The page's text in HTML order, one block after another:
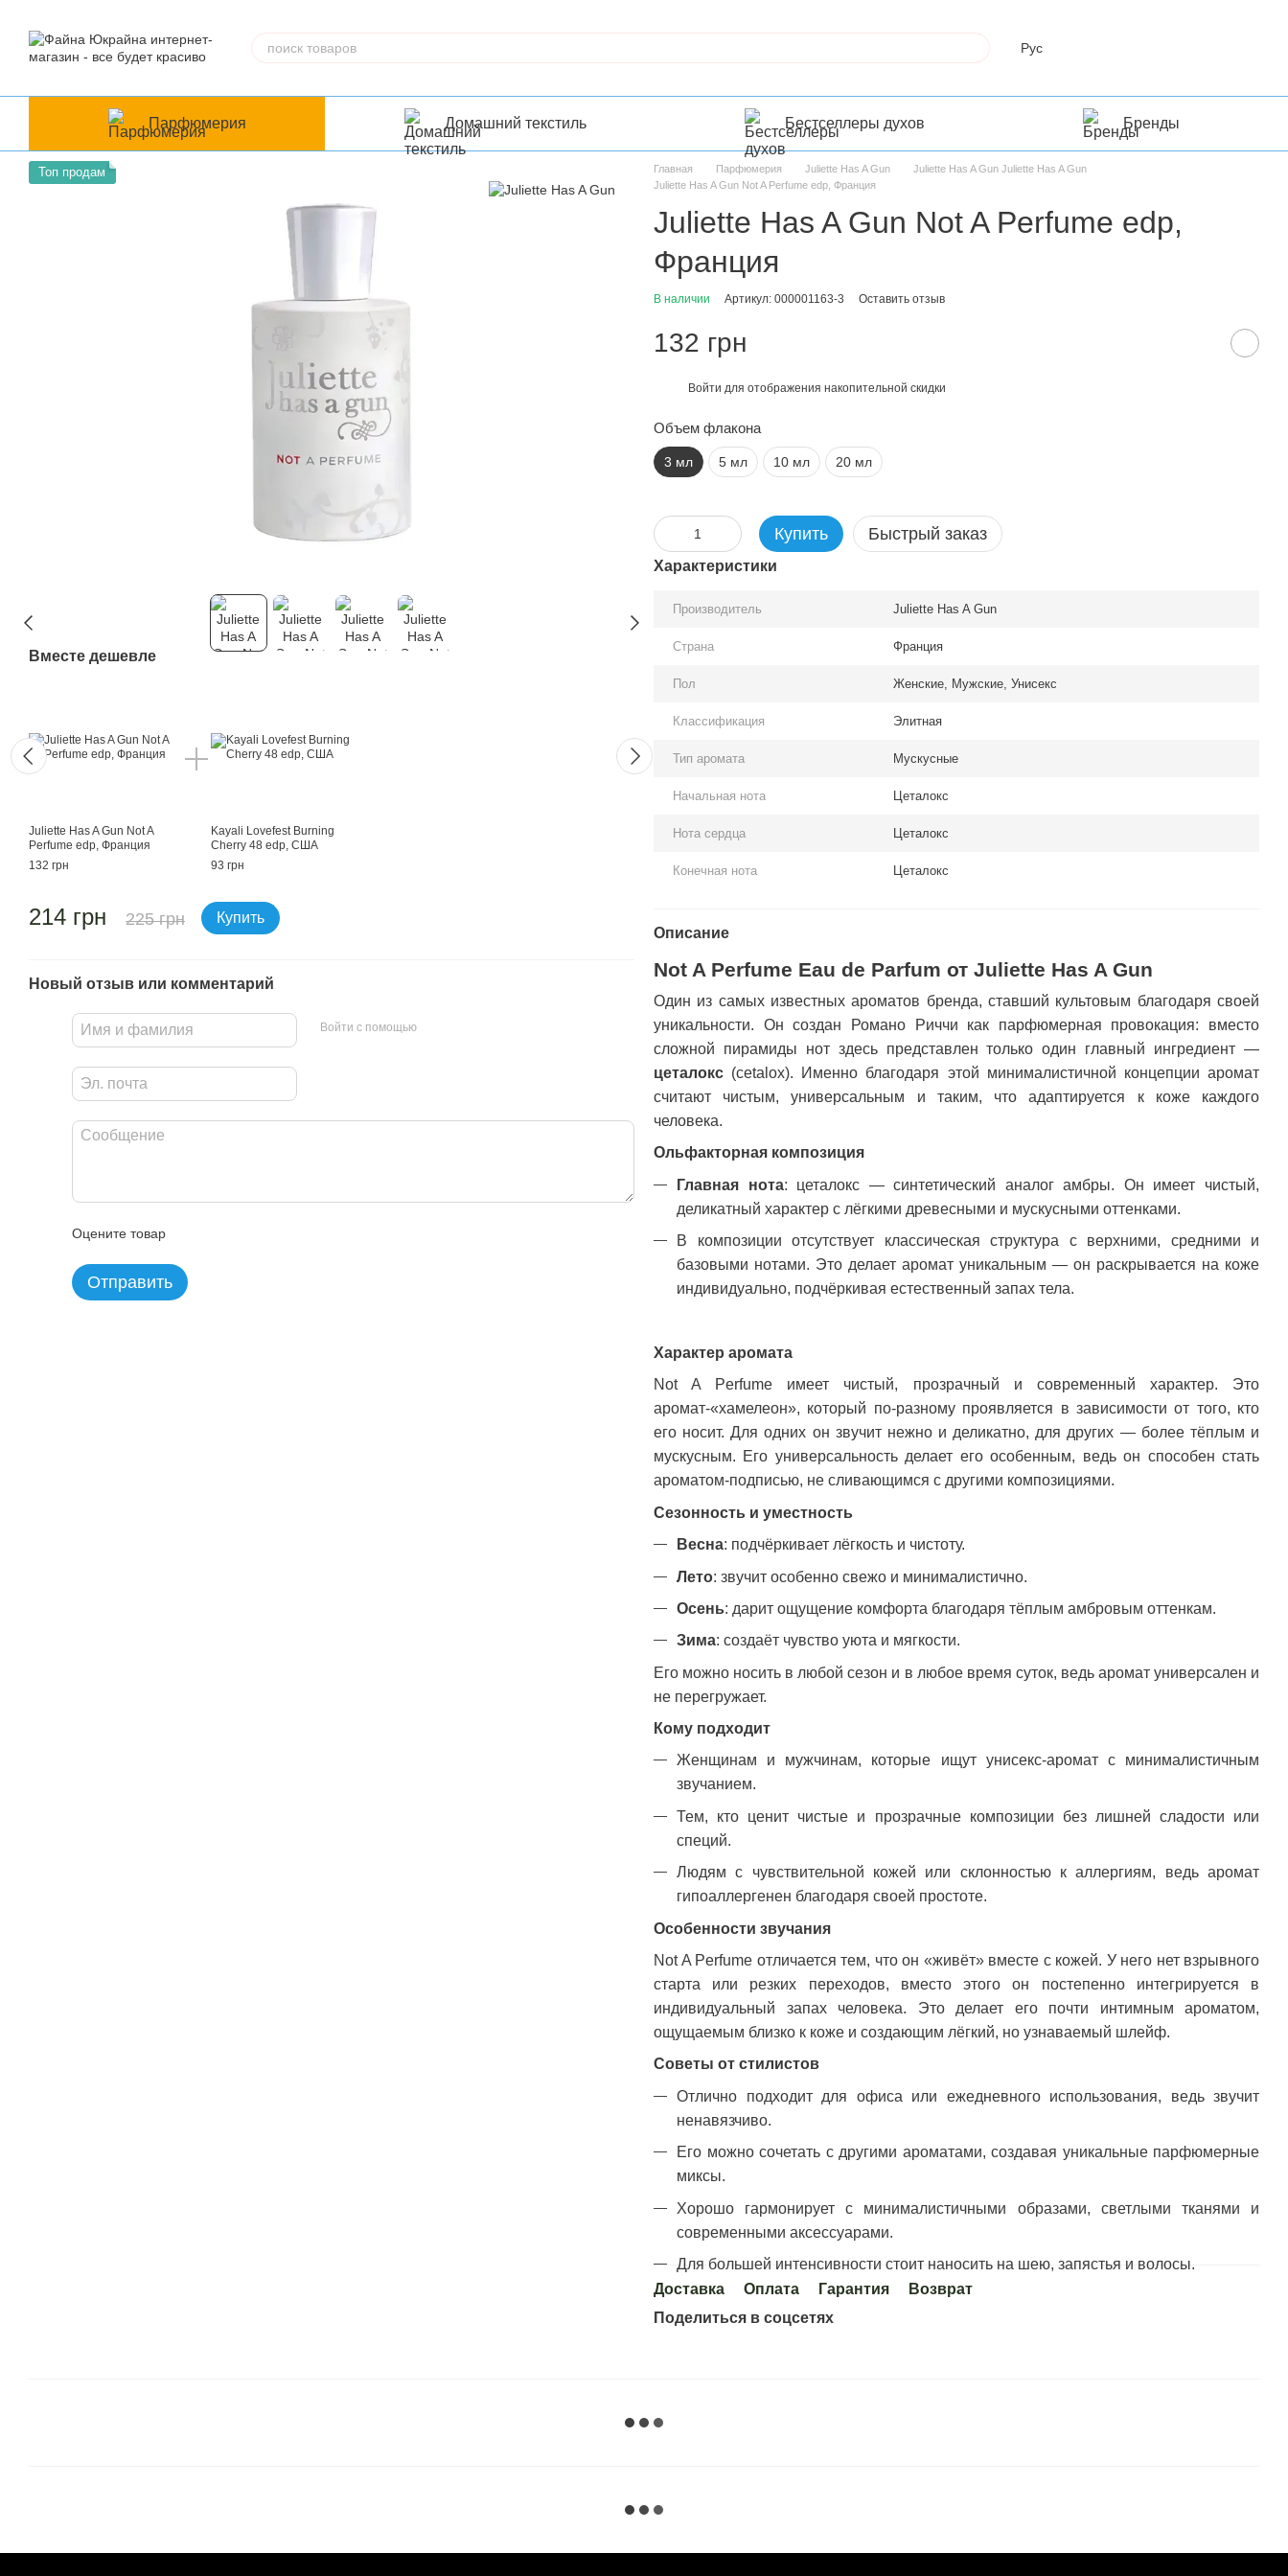
Рус
Парфюмерия Домашний текстиль Бестселлеры духов Бренды
Топ продам
Вместе дешевле
Juliette Has A Gun Not A
Perfume edp, Франция
132 грн
Kayali Lovefest Burning
Cherry 48 edp, США
93 грн
214 грн 225 грн Купить
Вместе дешевле
Juliette Has A Gun Not A
132 грн
Marc-Antoine Barrois B683
Новый отзыв или комментарий
Войти с помощью
Оцените товар
Отправить
Главная Парфюмерия Juliette Has A Gun
Juliette Has A Gun Juliette Has A Gun
Juliette Has A Gun Not A Perfume edp, Франция
Juliette Has A Gun Not A Perfume edp,
Франция
В наличии Артикул: 000001163-3 Оставить отзыв
132 грн
Войти для отображения накопительной скидки
Объем флакона
3 мл 5 мл 10 мл 20 мл
Купить Быстрый заказ
Характеристики
Производитель Juliette Has A Gun
Страна Франция
Пол Женские, Мужские, Унисекс
Классификация Элитная
Тип аромата Мускусные
Начальная нота Цеталокс
Нота сердца Цеталокс
Конечная нота Цеталокс
Описание
Not A Perfume Eau de Parfum от Juliette Has A Gun
Один из самых известных ароматов бренда, ставший культовым благодаря своей
уникальности. Он создан Романо Риччи как парфюмерная провокация: вместо
сложной пирамиды нот здесь представлен только один главный ингредиент —
цеталокс (cetalox). Именно благодаря этой минималистичной концепции аромат
считают чистым, универсальным и таким, что адаптируется к коже каждого
человека.
Ольфакторная композиция
Главная нота: цеталокс — синтетический аналог амбры. Он имеет чистый,
деликатный характер с лёгкими древесными и мускусными оттенками.
В композиции отсутствует классическая структура с верхними, средними и
базовыми нотами. Это делает аромат уникальным — он раскрывается на коже
индивидуально, подчёркивая естественный запах тела.
Характер аромата
Not A Perfume имеет чистый, прозрачный и современный характер. Это
аромат-«хамелеон», который по-разному проявляется в зависимости от того, кто
его носит. Для одних он звучит нежно и деликатно, для других — более тёплым и
мускусным. Его универсальность делает его особенным, ведь он способен стать
ароматом-подписью, не сливающимся с другими композициями.
Сезонность и уместность
Весна: подчёркивает лёгкость и чистоту.
Лето: звучит особенно свежо и минималистично.
Осень: дарит ощущение комфорта благодаря тёплым амбровым оттенкам.
Зима: создаёт чувство уюта и мягкости.
Его можно носить в любой сезон и в любое время суток, ведь аромат универсален и
не перегружает.
Кому подходит
Женщинам и мужчинам, которые ищут унисекс-аромат с минималистичным
звучанием.
Тем, кто ценит чистые и прозрачные композиции без лишней сладости или
специй.
Людям с чувствительной кожей или склонностью к аллергиям, ведь аромат
гипоаллергенен благодаря своей простоте.
Особенности звучания
Not A Perfume отличается тем, что он «живёт» вместе с кожей. У него нет взрывного
старта или резких переходов, вместо этого он постепенно интегрируется в
индивидуальный запах человека. Это делает его почти интимным ароматом,
ощущаемым близко к коже и создающим лёгкий, но узнаваемый шлейф.
Советы от стилистов
Отлично подходит для офиса или ежедневного использования, ведь звучит
ненавязчиво.
Его можно сочетать с другими ароматами, создавая уникальные парфюмерные
миксы.
Хорошо гармонирует с минималистичными образами, светлыми тканями и
современными аксессуарами.
Для большей интенсивности стоит наносить на шею, запястья и волосы.
Доставка
Оплата Гарантия
Возврат
Поделиться в соцсетях